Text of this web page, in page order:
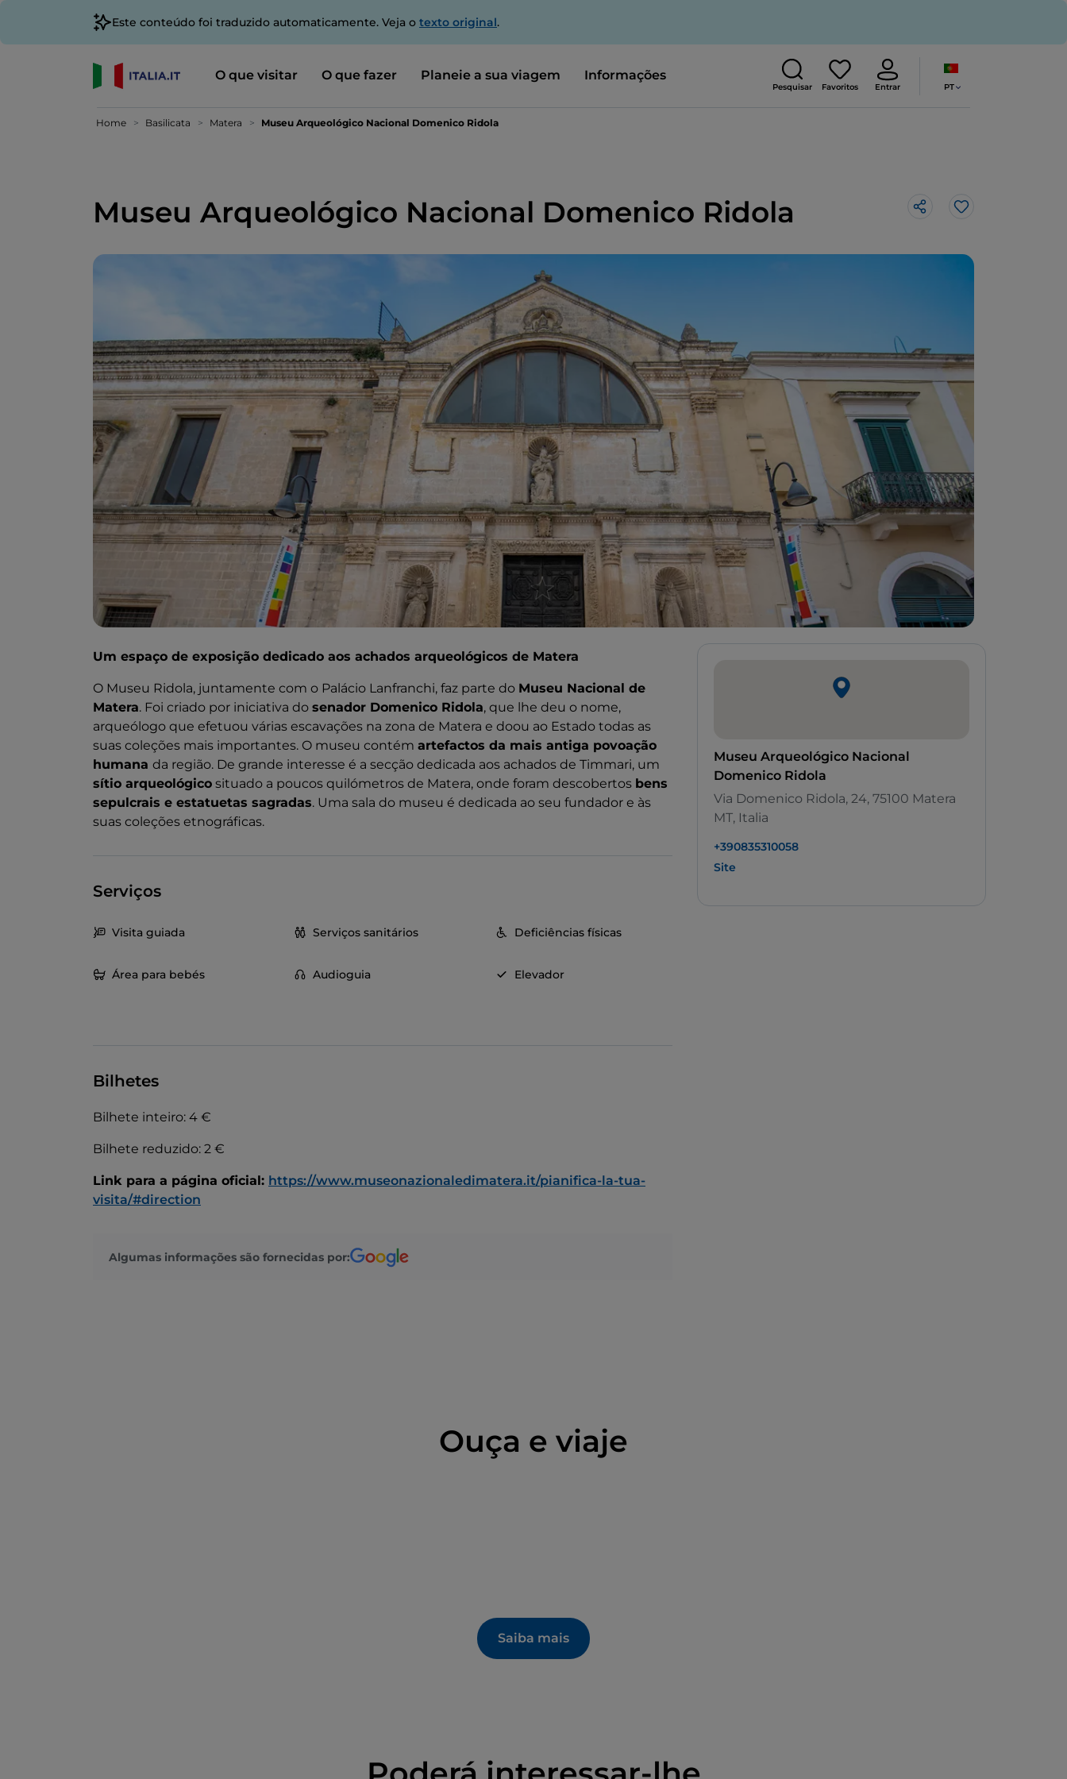
Este conteúdo foi traduzido automaticamente. Veja o texto original.
O que visitar O que fazer Planeie a sua viagem Informações
Pesquisar Favoritos Entrar PT
Home Basilicata Matera Museu Arqueológico Nacional Domenico Ridola
Museu Arqueológico Nacional Domenico Ridola Gosto
Um espaço de exposição dedicado aos achados arqueológicos de Matera
O Museu Ridola, juntamente com o Palácio Lanfranchi, faz parte do Museu Nacional de
Matera. Foi criado por iniciativa do senador Domenico Ridola, que lhe deu o nome,
arqueólogo que efetuou várias escavações na zona de Matera e doou ao Estado todas as
suas coleções mais importantes. O museu contém artefactos da mais antiga povoação
humana da região. De grande interesse é a secção dedicada aos achados de Timmari, um
sítio arqueológico situado a poucos quilómetros de Matera, onde foram descobertos bens
sepulcrais e estatuetas sagradas. Uma sala do museu é dedicada ao seu fundador e às
suas coleções etnográficas.
Serviços
Visita guiada Serviços sanitários Deficiências físicas
Área para bebés Audioguia Elevador
Bilhetes
Bilhete inteiro: 4 €
Bilhete reduzido: 2 €
Link para a página oficial: https://www.museonazionaledimatera.it/pianifica-la-tua-
visita/#direction
Algumas informações são fornecidas por:
Museu Arqueológico Nacional
Domenico Ridola
Via Domenico Ridola, 24, 75100 Matera
MT, Italia
+390835310058
Site
Ouça e viaje
Saiba mais